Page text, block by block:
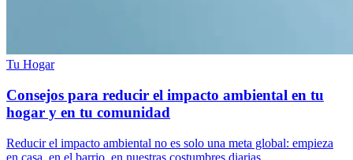
Tu Hogar
Consejos para reducir el impacto ambiental en tu
hogar y en tu comunidad
Reducir el impacto ambiental no es solo una meta global: empieza
en casa, en el barrio, en nuestras costumbres diarias.